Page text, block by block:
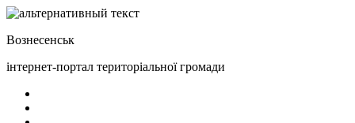
Вознесенськ
інтернет-портал територіальної громади